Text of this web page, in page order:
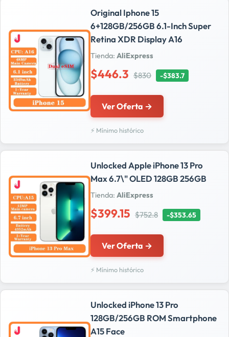
Original Iphone 15
6+128GB/256GB 6.1-Inch Super
Retina XDR Display A16
Tienda: AliExpress
$446.3 $830 -$383.7
Ver Oferta →
⚡ Mínimo histórico
Unlocked Apple iPhone 13 Pro
Max 6.7\" OLED 128GB 256GB
Tienda: AliExpress
$399.15 $752.8 -$353.65
Ver Oferta →
⚡ Mínimo histórico
Unlocked iPhone 13 Pro
128GB/256GB ROM Smartphone
A15 Face